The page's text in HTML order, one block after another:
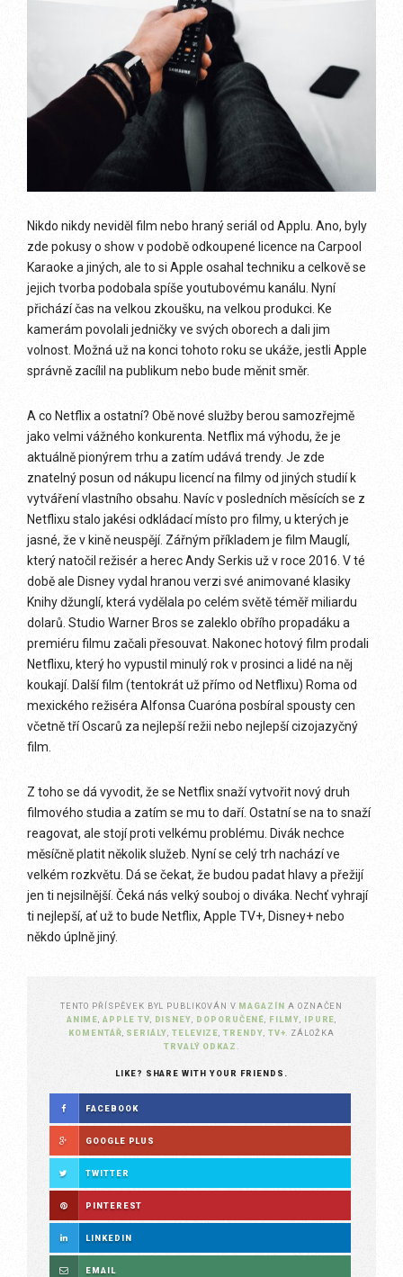
Nikdo nikdy neviděl film nebo hraný seriál od Applu. Ano, byly
zde pokusy o show v podobě odkoupené licence na Carpool
Karaoke a jiných, ale to si Apple osahal techniku a celkově se
jejich tvorba podobala spíše youtubovému kanálu. Nyní
přichází čas na velkou zkoušku, na velkou produkci. Ke
kamerám povolali jedničky ve svých oborech a dali jim
volnost. Možná už na konci tohoto roku se ukáže, jestli Apple
správně zacílil na publikum nebo bude měnit směr.
A co Netflix a ostatní? Obě nové služby berou samozřejmě
jako velmi vážného konkurenta. Netflix má výhodu, že je
aktuálně pionýrem trhu a zatím udává trendy. Je zde
znatelný posun od nákupu licencí na filmy od jiných studií k
vytváření vlastního obsahu. Navíc v posledních měsících se z
Netflixu stalo jakési odkládací místo pro filmy, u kterých je
jasné, že v kině neuspějí. Zářným příkladem je film Mauglí,
který natočil režisér a herec Andy Serkis už v roce 2016. V té
době ale Disney vydal hranou verzi své animované klasiky
Knihy džunglí, která vydělala po celém světě téměř miliardu
dolarů. Studio Warner Bros se zaleklo obřího propadáku a
premiéru filmu začali přesouvat. Nakonec hotový film prodali
Netflixu, který ho vypustil minulý rok v prosinci a lidé na něj
koukají. Další film (tentokrát už přímo od Netflixu) Roma od
mexického režiséra Alfonsa Cuaróna posbíral spousty cen
včetně tří Oscarů za nejlepší režii nebo nejlepší cizojazyčný
film.
Z toho se dá vyvodit, že se Netflix snaží vytvořit nový druh
filmového studia a zatím se mu to daří. Ostatní se na to snaží
reagovat, ale stojí proti velkému problému. Divák nechce
měsíčně platit několik služeb. Nyní se celý trh nachází ve
velkém rozkvětu. Dá se čekat, že budou padat hlavy a přežijí
jen ti nejsilnější. Čeká nás velký souboj o diváka. Nechť vyhrají
ti nejlepší, ať už to bude Netflix, Apple TV+, Disney+ nebo
někdo úplně jiný.
TENTO PŘÍSPĚVEK BYL PUBLIKOVÁN V MAGAZÍN A OZNAČEN
ANIME ,APPLE TV DISNEY DOPORUČENÉ FILMY IPURE
KOMENTÁŘ SERIÁLY TELEVIZE ,TRENDY TV+ . ZÁLOŽKA
TRVALÝ ODKAZ
LIKE? SHARE WITH YOUR FRIENDS.
FACEBOOK
GOOGLE PLUS
TWITTER
PINTEREST
LINKEDIN
EMAIL